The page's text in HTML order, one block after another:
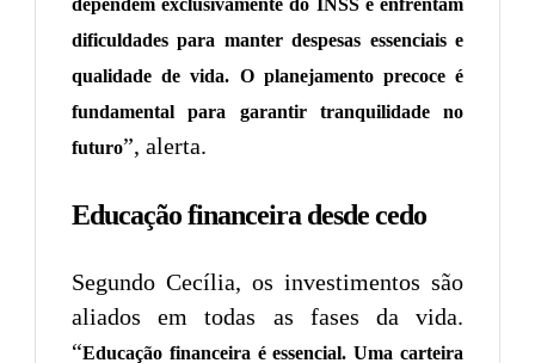
dependem exclusivamente do INSS e enfrentam
dificuldades para manter despesas essenciais e
qualidade de vida. O planejamento precoce é
fundamental para garantir tranquilidade no
futuro”, alerta.
Educação financeira desde cedo
Segundo Cecília, os investimentos são
aliados em todas as fases da vida.
“Educação financeira é essencial. Uma carteira